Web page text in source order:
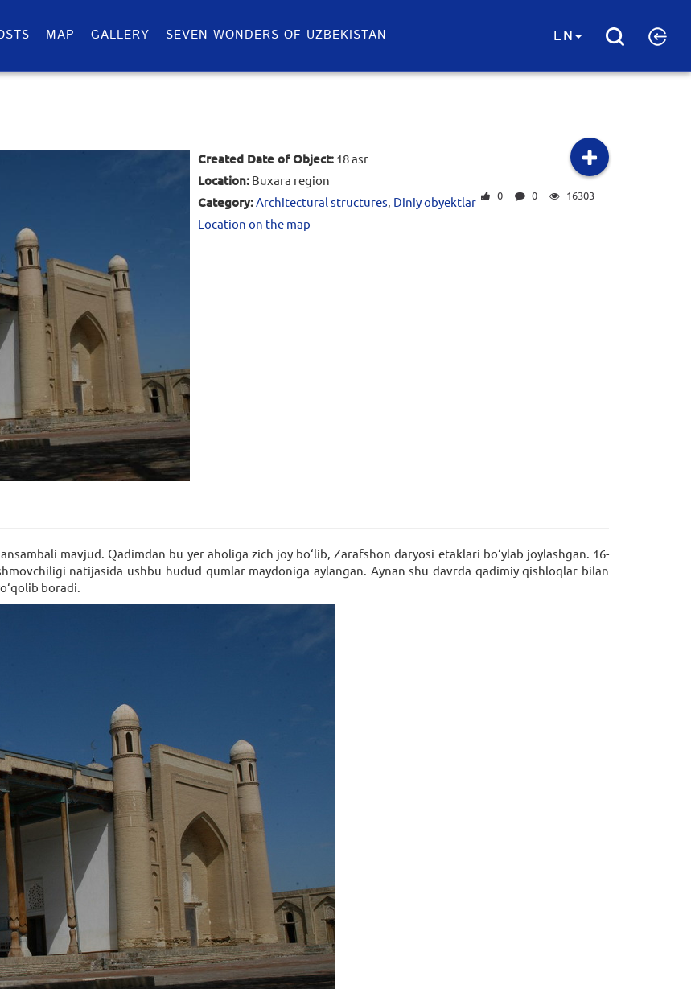
MAP GALLERY SEVEN WONDERS OF UZBEKISTAN EN
Created Date of Object: 18 asr
Location: Buxara region
Category:Architectural structures, Diniy obyektlar
Location on the map
0 0 16303
mavjud. Qadimdan bu yer aholiga zich joy bo‘lib, Zarafshon daryosi etaklari bo‘ylab joylashgan. 16-
natijasida ushbu hudud qumlar maydoniga aylangan. Aynan shu davrda qadimiy qishloqlar bilan
boradi.